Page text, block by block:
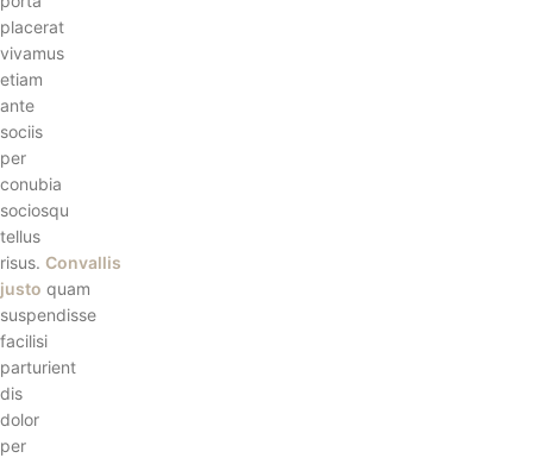
placerat
vivamus
etiam
ante
sociis
per
conubia
sociosqu
tellus
risus. Convallis
justo quam
suspendisse
facilisi
parturient
dis
dolor
per